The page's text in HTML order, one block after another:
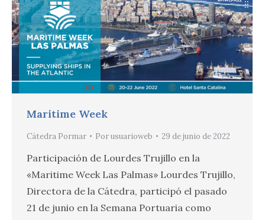
Maritime Week
Cátedra Pormar Porusuarioweb 29 de junio de 2022
Participación de Lourdes Trujillo en la
«Maritime Week Las Palmas» Lourdes Trujillo,
Directora de la Cátedra, participó el pasado
21 de junio en la Semana Portuaria como